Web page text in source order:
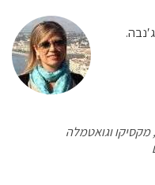
וגואטמלה